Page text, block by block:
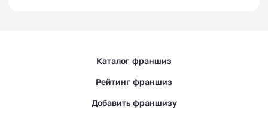
Каталог франшиз
Рейтинг франшиз
Добавить франшизу